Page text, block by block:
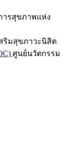
ารสุขภาพแห่ง
ริมสุขภาวะนิสิต
ศูนย์นวัตกรรม